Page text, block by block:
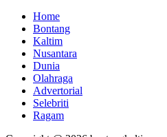
Home
Bontang
Kaltim
Nusantara
Dunia
Olahraga
Advertorial
Selebriti
Ragam